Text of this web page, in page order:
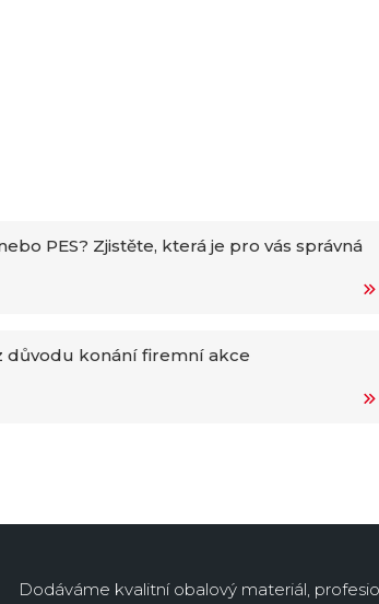
PES? Zjistěte, která je pro vás správná
důvodu konání firemní akce
Dodáváme kvalitní obalový materiál,